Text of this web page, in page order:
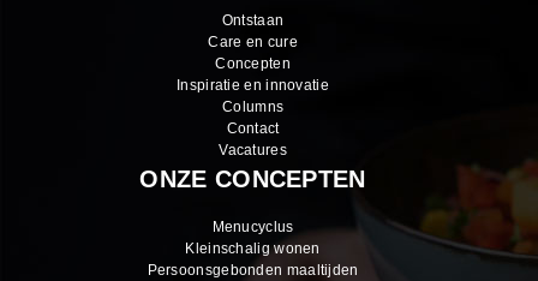
Ontstaan
Care en cure
Concepten
Inspiratie en innovatie
Columns
Contact
Vacatures
ONZE CONCEPTEN
Menucyclus
Kleinschalig wonen
Persoonsgebonden maaltijden